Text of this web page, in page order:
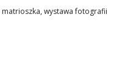
matrioszka, wystawa fotografii